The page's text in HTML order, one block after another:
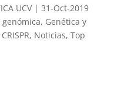
UCV| 31-Oct-2019
genómica, Genética y
, Noticias, Top